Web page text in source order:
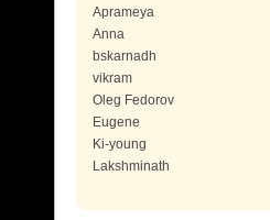
Aprameya
Anna
bskarnadh
vikram
Oleg Fedorov
Eugene
Ki-young
Lakshminath